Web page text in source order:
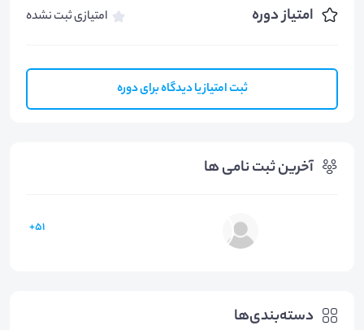
امتیاز دوره امتیازی ثبت نشده
ثبت امتیاز یا دیدگاه برای دوره
آخرین ثبت نامی ها
51+
دسته‌بندی‌ها